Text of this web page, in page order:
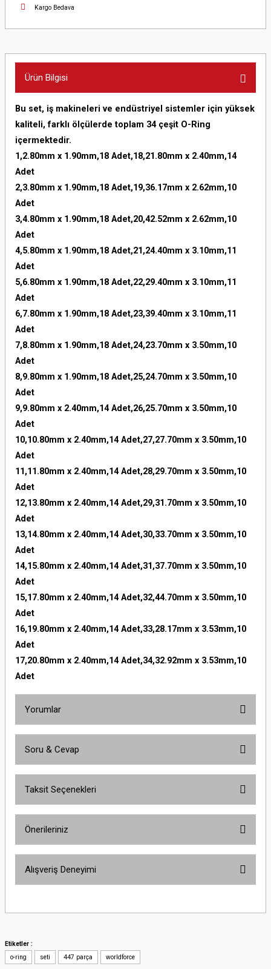
Kargo Bedava
Ürün Bilgisi
Bu set, iş makineleri ve endüstriyel sistemler için yüksek
kaliteli, farklı ölçülerde toplam 34 çeşit O-Ring
içermektedir.
1,2.80mm x 1.90mm,18 Adet,18,21.80mm x 2.40mm,14
Adet
2,3.80mm x 1.90mm,18 Adet,19,36.17mm x 2.62mm,10
Adet
3,4.80mm x 1.90mm,18 Adet,20,42.52mm x 2.62mm,10
Adet
4,5.80mm x 1.90mm,18 Adet,21,24.40mm x 3.10mm,11
Adet
5,6.80mm x 1.90mm,18 Adet,22,29.40mm x 3.10mm,11
Adet
6,7.80mm x 1.90mm,18 Adet,23,39.40mm x 3.10mm,11
Adet
7,8.80mm x 1.90mm,18 Adet,24,23.70mm x 3.50mm,10
Adet
8,9.80mm x 1.90mm,18 Adet,25,24.70mm x 3.50mm,10
Adet
9,9.80mm x 2.40mm,14 Adet,26,25.70mm x 3.50mm,10
Adet
10,10.80mm x 2.40mm,14 Adet,27,27.70mm x 3.50mm,10
Adet
11,11.80mm x 2.40mm,14 Adet,28,29.70mm x 3.50mm,10
Adet
12,13.80mm x 2.40mm,14 Adet,29,31.70mm x 3.50mm,10
Adet
13,14.80mm x 2.40mm,14 Adet,30,33.70mm x 3.50mm,10
Adet
14,15.80mm x 2.40mm,14 Adet,31,37.70mm x 3.50mm,10
Adet
15,17.80mm x 2.40mm,14 Adet,32,44.70mm x 3.50mm,10
Adet
16,19.80mm x 2.40mm,14 Adet,33,28.17mm x 3.53mm,10
Adet
17,20.80mm x 2.40mm,14 Adet,34,32.92mm x 3.53mm,10
Adet
Yorumlar
Soru & Cevap
Taksit Seçenekleri
Önerileriniz
yetersiz gördüğünüz noktaları öneri formunu kullanarak tarafımıza
Ürün açıklamasında eksik bilgiler bulunuyor.
Ürün bilgilerinde hatalar bulunuyor.
Alışveriş Deneyimi
Hızlı ve özenli kargo.
Mahir SARUHANOĞLU | 23/06/2025
Etiketler :
o-ring
seti 447 parça worldforce